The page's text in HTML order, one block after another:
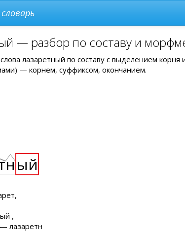
— разбор по составу и
лазаретный по составу с выделением
— корнем, суффиксом, окончанием.
ный
,
— лазаретн